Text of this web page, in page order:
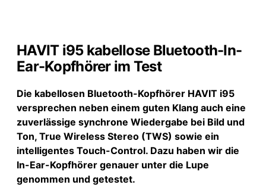
HAVIT i95 kabellose Bluetooth-In-
Ear-Kopfhörer im Test
Die kabellosen Bluetooth-Kopfhörer HAVIT i95
versprechen neben einem guten Klang auch eine
zuverlässige synchrone Wiedergabe bei Bild und
Ton, True Wireless Stereo (TWS) sowie ein
intelligentes Touch-Control. Dazu haben wir die
In-Ear-Kopfhörer genauer unter die Lupe
genommen und getestet.